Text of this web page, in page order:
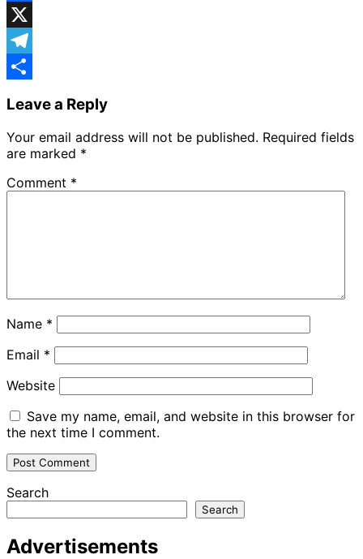
Facebook
X
Telegram
Leave a Reply
Your email address will not be published. Required fields
are marked *
Comment *
Name *
Email *
Website
Save my name, email, and website in this browser for
the next time I comment.
Search
Search
Advertisements